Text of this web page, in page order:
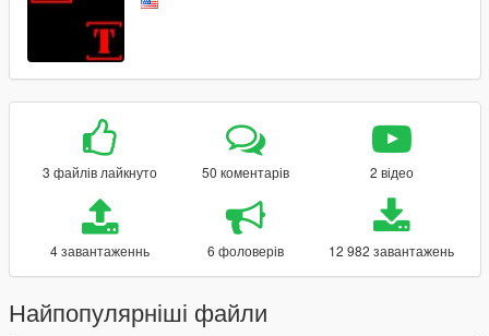
3 файлів лайкнуто 50 коментарів 2 відео
4 завантаженнь 6 фоловерів 12 982 завантажень
Найпопулярніші файли